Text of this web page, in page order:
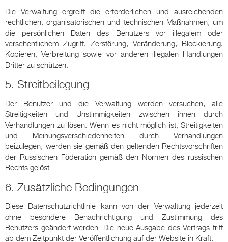
Die Verwaltung ergreift die erforderlichen und ausreichenden
rechtlichen, organisatorischen und technischen Maßnahmen, um
die persönlichen Daten des Benutzers vor illegalem oder
versehentlichem Zugriff, Zerstörung, Veränderung, Blockierung,
Kopieren, Verbreitung sowie vor anderen illegalen Handlungen
Dritter zu schützen.
5. Streitbeilegung
Der Benutzer und die Verwaltung werden versuchen, alle
Streitigkeiten und Unstimmigkeiten zwischen ihnen durch
Verhandlungen zu lösen. Wenn es nicht möglich ist, Streitigkeiten
und Meinungsverschiedenheiten durch Verhandlungen
beizulegen, werden sie gemäß den geltenden Rechtsvorschriften
der Russischen Föderation gemäß den Normen des russischen
Rechts gelöst.
6. Zusätzliche Bedingungen
Diese Datenschutzrichtlinie kann von der Verwaltung jederzeit
ohne besondere Benachrichtigung und Zustimmung des
Benutzers geändert werden. Die neue Ausgabe des Vertrags tritt
ab dem Zeitpunkt der Veröffentlichung auf der Website in Kraft.